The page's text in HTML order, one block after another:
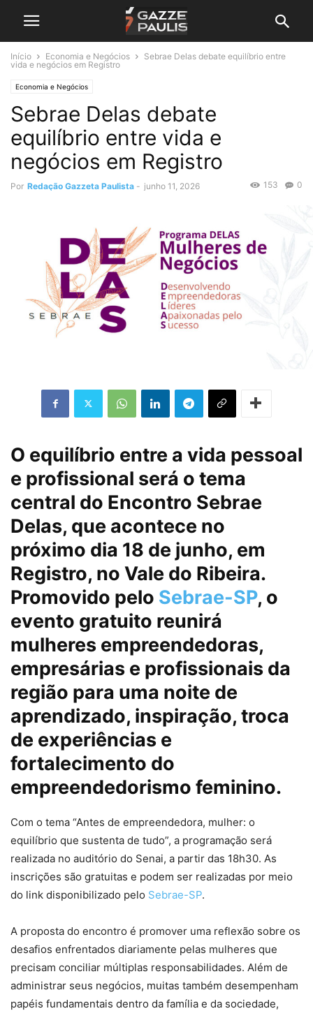
Início Economia e Negócios
Sebrae Delas debate equilíbrio entre
vida e negócios em Registro
Economia e Negócios
Sebrae Delas debate
equilíbrio entre vida e
negócios em Registro
Por Redação Gazzeta Paulista - junho 11, 2026 0
153
O equilíbrio entre a vida pessoal
e profissional será o tema
central do Encontro Sebrae
Delas, que acontece no
próximo dia 18 de junho, em
Registro, no Vale do Ribeira.
Promovido pelo Sebrae-SP, o
evento gratuito reunirá
mulheres empreendedoras,
empresárias e profissionais da
região para uma noite de
aprendizado, inspiração, troca
de experiências e
fortalecimento do
empreendedorismo feminino.
Com o tema “Antes de empreendedora, mulher: o
equilíbrio que sustenta de tudo”, a programação será
realizada no auditório do Senai, a partir das 18h30. As
inscrições são gratuitas e podem ser realizadas por meio
do link disponibilizado pelo Sebrae-SP.
A proposta do encontro é promover uma reflexão sobre os
desafios enfrentados diariamente pelas mulheres que
precisam conciliar múltiplas responsabilidades. Além de
administrar seus negócios, muitas também desempenham
papéis fundamentais dentro da família e da sociedade,